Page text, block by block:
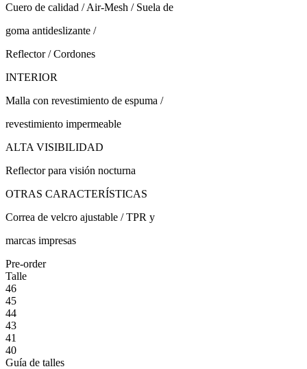
Cuero de calidad / Air-Mesh / Suela de
goma antideslizante /
Reflector / Cordones
INTERIOR
Malla con revestimiento de espuma /
revestimiento impermeable
ALTA VISIBILIDAD
Reflector para visión nocturna
OTRAS CARACTERÍSTICAS
Correa de velcro ajustable / TPR y
marcas impresas
Pre-order
Talle
46
45
44
43
41
40
Guía de talles